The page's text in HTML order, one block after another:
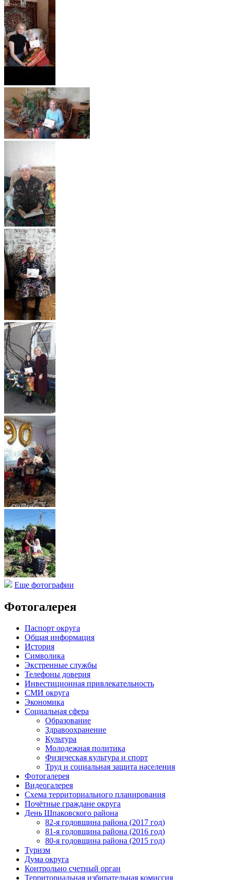
Еще фотографии
Фотогалерея
Паспорт округа
Общая информация
История
Символика
Экстренные службы
Телефоны доверия
Инвестиционная привлекательность
СМИ округа
Экономика
Социальная сфера
Образование
Здравоохранение
Культура
Молодежная политика
Физическая культура и спорт
Труд и социальная защита населения
Фотогалерея
Видеогалерея
Схема территориального планирования
Почётные граждане округа
День Шпаковского района
82-я годовщина района (2017 год)
81-я годовщина района (2016 год)
80-я годовщина района (2015 год)
Туризм
Дума округа
Контрольно счетный орган
Территориальная избирательная комиссия